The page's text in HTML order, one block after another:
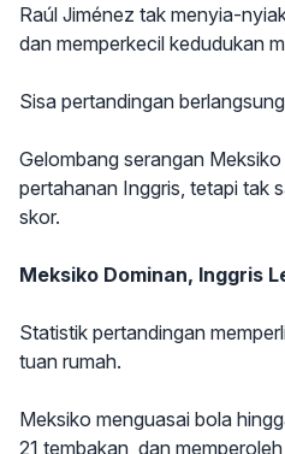
Raúl Jiménez tak menyia-
dan memperkecil kedudukan
Sisa pertandingan
Gelombang serangan
pertahanan Inggris, tetapi tak
skor.
Meksiko Dominan, Inggris
Statistik pertandingan
tuan rumah.
Meksiko menguasai bola
21 tembakan, dan